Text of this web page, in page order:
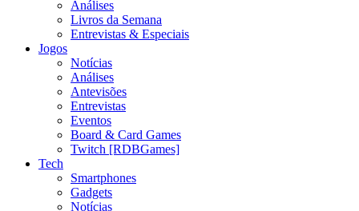
Análises
Livros da Semana
Entrevistas & Especiais
Jogos
Notícias
Análises
Antevisões
Entrevistas
Eventos
Board & Card Games
Twitch [RDBGames]
Tech
Smartphones
Gadgets
Notícias